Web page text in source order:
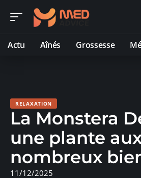
Actu Aînés Grossesse
RELAXATION
La Monstera
une plante
nombreux
11/12/2025